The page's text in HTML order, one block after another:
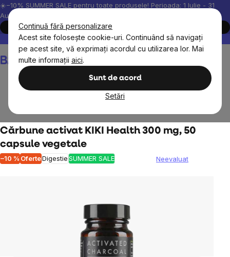
Continuă fără personalizare
Acest site folosește cookie-uri. Continuând să navigați
pe acest site, vă exprimați acordul cu utilizarea lor. Mai
multe informații aici.
Sunt de acord
Setări
Treci
la
conținut
☀️−10% SUMMER SALE pentru toate produsele! Perioada: 1 Iulie - 31
August, 2026.
Cumpără acum
Peste 200.000 de recenzii verificate
Produsele noastre sunt
Coş
de
Cărbune activat KIKI Health 300 mg, 50
capsule vegetale
–10 % OferteDigestieSUMMER SALE
Evaluarea
este
din
5
stele.
Neevaluat